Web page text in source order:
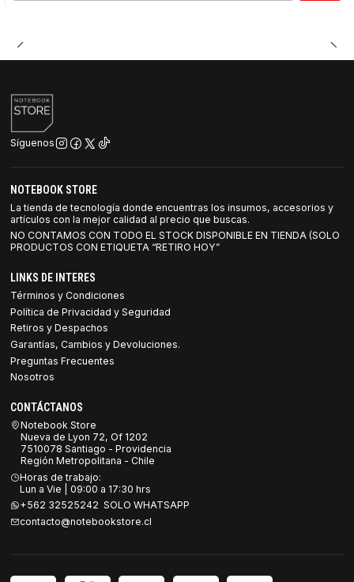
Síguenos
NOTEBOOK STORE
La tienda de tecnología donde encuentras los insumos, accesorios y
artículos con la mejor calidad al precio que buscas.
NO CONTAMOS CON TODO EL STOCK DISPONIBLE EN TIENDA (SOLO
PRODUCTOS CON ETIQUETA “RETIRO HOY”
LINKS DE INTERES
Términos y Condiciones
Política de Privacidad y Seguridad
Retiros y Despachos
Garantías, Cambios y Devoluciones.
Preguntas Frecuentes
Nosotros
CONTÁCTANOS
Notebook Store
Nueva de Lyon 72, Of 1202
7510078 Santiago - Providencia
Región Metropolitana - Chile
Horas de trabajo:
Lun a Vie | 09:00 a 17:30 hrs
+562 32525242 SOLO WHATSAPP
contacto@notebookstore.cl